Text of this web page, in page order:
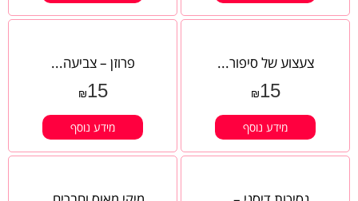
צעצוע של סיפור...
₪15
מידע נוסף
פרוזן – צביעה...
₪15
מידע נוסף